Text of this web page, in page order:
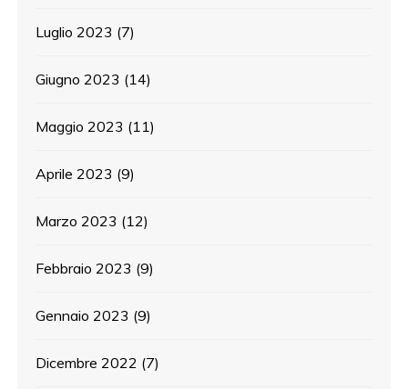
Luglio 2023 (7)
Giugno 2023 (14)
Maggio 2023 (11)
Aprile 2023 (9)
Marzo 2023 (12)
Febbraio 2023 (9)
Gennaio 2023 (9)
Dicembre 2022 (7)